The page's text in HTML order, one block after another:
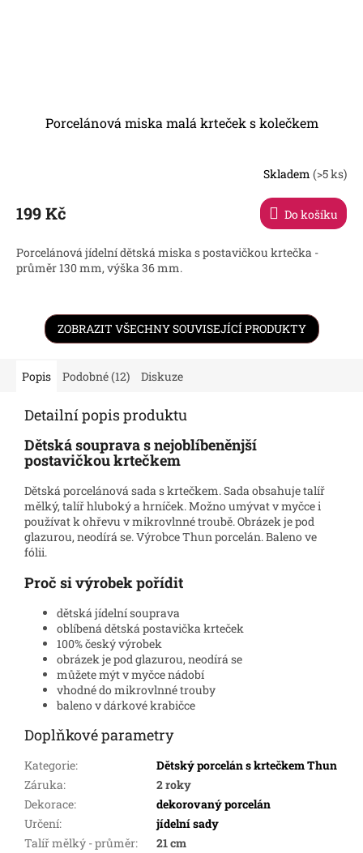
Porcelánová miska malá krteček s kolečkem
Skladem (>5 ks)
199 Kč Do košíku
Porcelánová jídelní dětská miska s postavičkou krtečka -
průměr 130 mm, výška 36 mm.
ZOBRAZIT VŠECHNY SOUVISEJÍCÍ PRODUKTY
Popis Podobné (12) Diskuze
Detailní popis produktu
Dětská souprava s nejoblíbeněnjší
postavičkou krtečkem
Dětská porcelánová sada s krtečkem. Sada obsahuje talíř
mělký, talíř hluboký a hrníček. Možno umývat v myčce i
používat k ohřevu v mikrovlnné troubě. Obrázek je pod
glazurou, neodírá se. Výrobce Thun porcelán. Baleno ve
fólii.
Proč si výrobek pořídit
dětská jídelní souprava
oblíbená dětská postavička krteček
100% český výrobek
obrázek je pod glazurou, neodírá se
můžete mýt v myčce nádobí
vhodné do mikrovlnné trouby
baleno v dárkové krabičce
Doplňkové parametry
Kategorie:
Dětský porcelán s krtečkem Thun
Záruka:
2 roky
Dekorace:
dekorovaný porcelán
Určení:
jídelní sady
Talíř mělký - průměr:
21 cm